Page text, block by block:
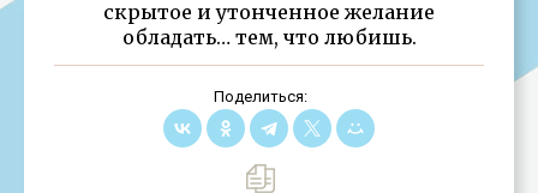
скрытое и утонченное желание
обладать… тем, что любишь.
Поделиться: